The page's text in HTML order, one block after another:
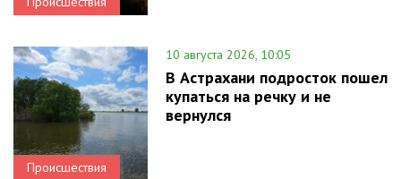
Происшествия
10 августа 2026, 10:05
В Астрахани подросток пошел
купаться на речку и не
вернулся